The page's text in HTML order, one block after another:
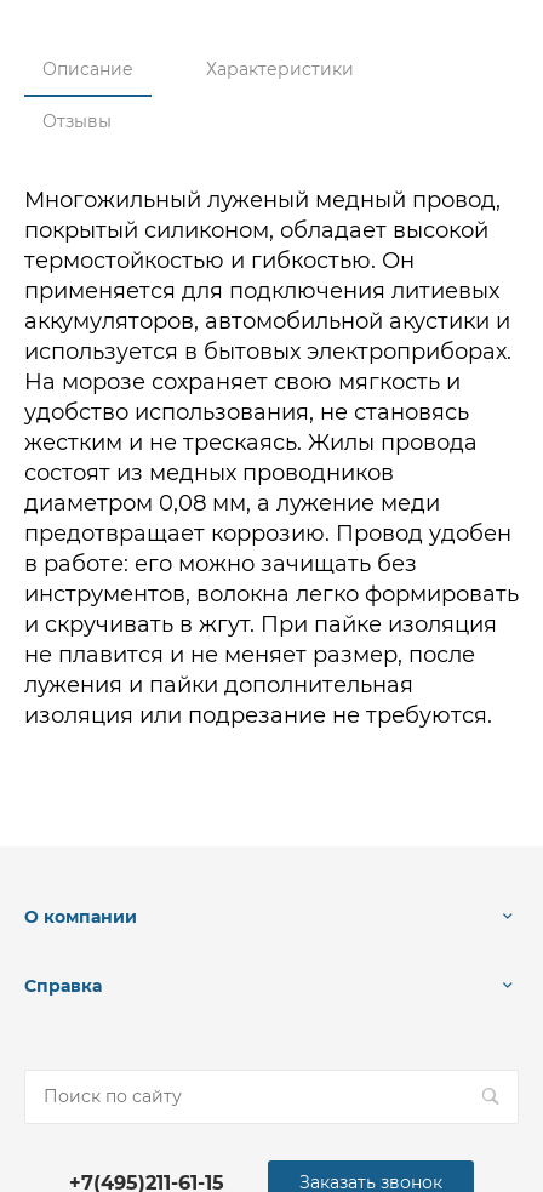
Описание Характеристики
Отзывы
Многожильный луженый медный провод,
покрытый силиконом, обладает высокой
термостойкостью и гибкостью. Он
применяется для подключения литиевых
аккумуляторов, автомобильной акустики и
используется в бытовых электроприборах.
На морозе сохраняет свою мягкость и
удобство использования, не становясь
жестким и не трескаясь. Жилы провода
состоят из медных проводников
диаметром 0,08 мм, а лужение меди
предотвращает коррозию. Провод удобен
в работе: его можно зачищать без
инструментов, волокна легко формировать
и скручивать в жгут. При пайке изоляция
не плавится и не меняет размер, после
лужения и пайки дополнительная
изоляция или подрезание не требуются.
О компании
Справка
+7(495)211-61-15 Заказать звонок